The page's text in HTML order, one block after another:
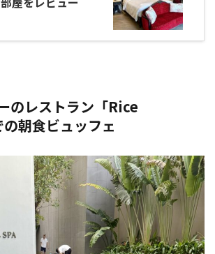
のレストラン「Rice
朝食ビュッフェ